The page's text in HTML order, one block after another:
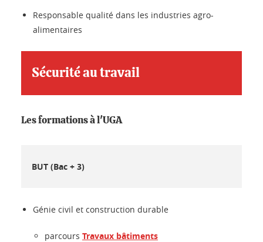
Responsable qualité dans les industries agro-
alimentaires
Sécurité au travail
Les formations à l'UGA
BUT (Bac + 3)
Génie civil et construction durable
parcours Travaux bâtiments